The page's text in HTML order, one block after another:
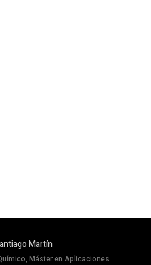
Martín
Máster en Aplicaciones